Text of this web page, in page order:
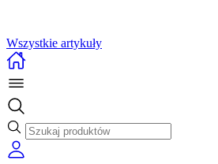
Wszystkie artykuły